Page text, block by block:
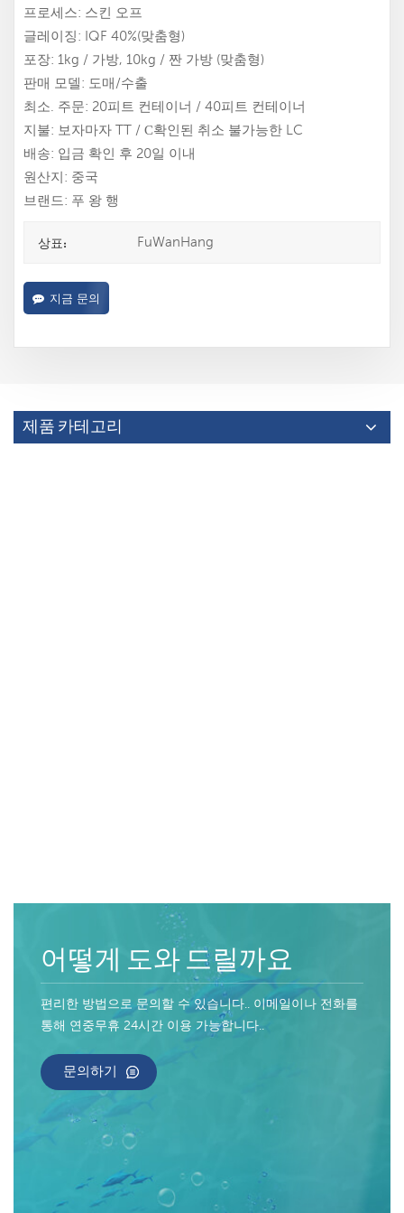
프로세스: 스킨 오프
글레이징: IQF 40%(맞춤형)
포장: 1kg / 가방, 10kg / 짠 가방 (맞춤형)
판매 모델: 도매/수출
최소. 주문: 20피트 컨테이너 / 40피트 컨테이너
지불: 보자마자 TT / С확인된 취소 불가능한 LC
배송: 입금 확인 후 20일 이내
원산지: 중국
브랜드: 푸 왕 행
상표: FuWanHang
지금 문의
제품 카테고리
어떻게 도와 드릴까요
편리한 방법으로 문의할 수 있습니다.. 이메일이나 전화를
통해 연중무휴 24시간 이용 가능합니다..
문의하기